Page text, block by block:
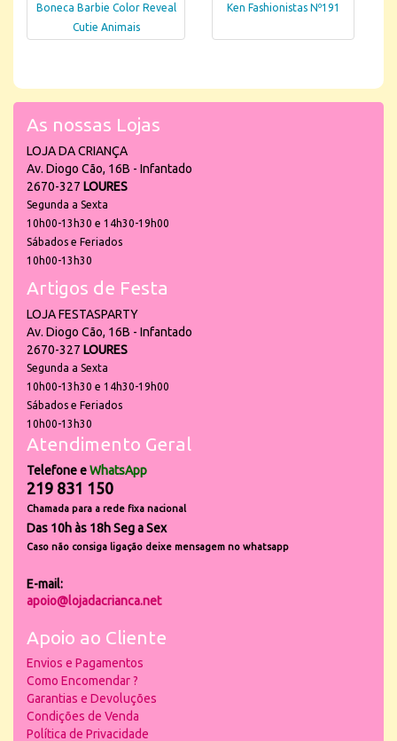
Boneca Barbie Color Reveal
Cutie Animais
Ken Fashionistas Nº191
As nossas Lojas
LOJA DA CRIANÇA
Av. Diogo Cão, 16B - Infantado
2670-327 LOURES
Segunda a Sexta
10h00-13h30 e 14h30-19h00
Sábados e Feriados
10h00-13h30
Artigos de Festa
LOJA FESTASPARTY
Av. Diogo Cão, 16B - Infantado
2670-327 LOURES
Segunda a Sexta
10h00-13h30 e 14h30-19h00
Sábados e Feriados
10h00-13h30
Atendimento Geral
Telefone eWhatsApp
219 831 150
Chamada para a rede fixa nacional
Das 10h às 18h Seg a Sex
Caso não consiga ligação deixe mensagem no whatsapp
E-mail:
apoio@lojadacrianca.net
Apoio ao Cliente
Envios e Pagamentos
Como Encomendar ?
Garantias e Devoluções
Condições de Venda
Política de Privacidade